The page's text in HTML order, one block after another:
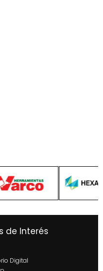
de Interés
Digital